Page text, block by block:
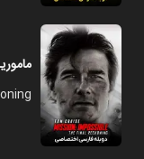
ماموریت